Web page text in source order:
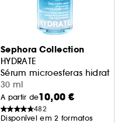
Sephora Collection
HYDRATE
Sérum microesferas
30 ml
A partir de10,00 €
482
Disponível em 2 formatos